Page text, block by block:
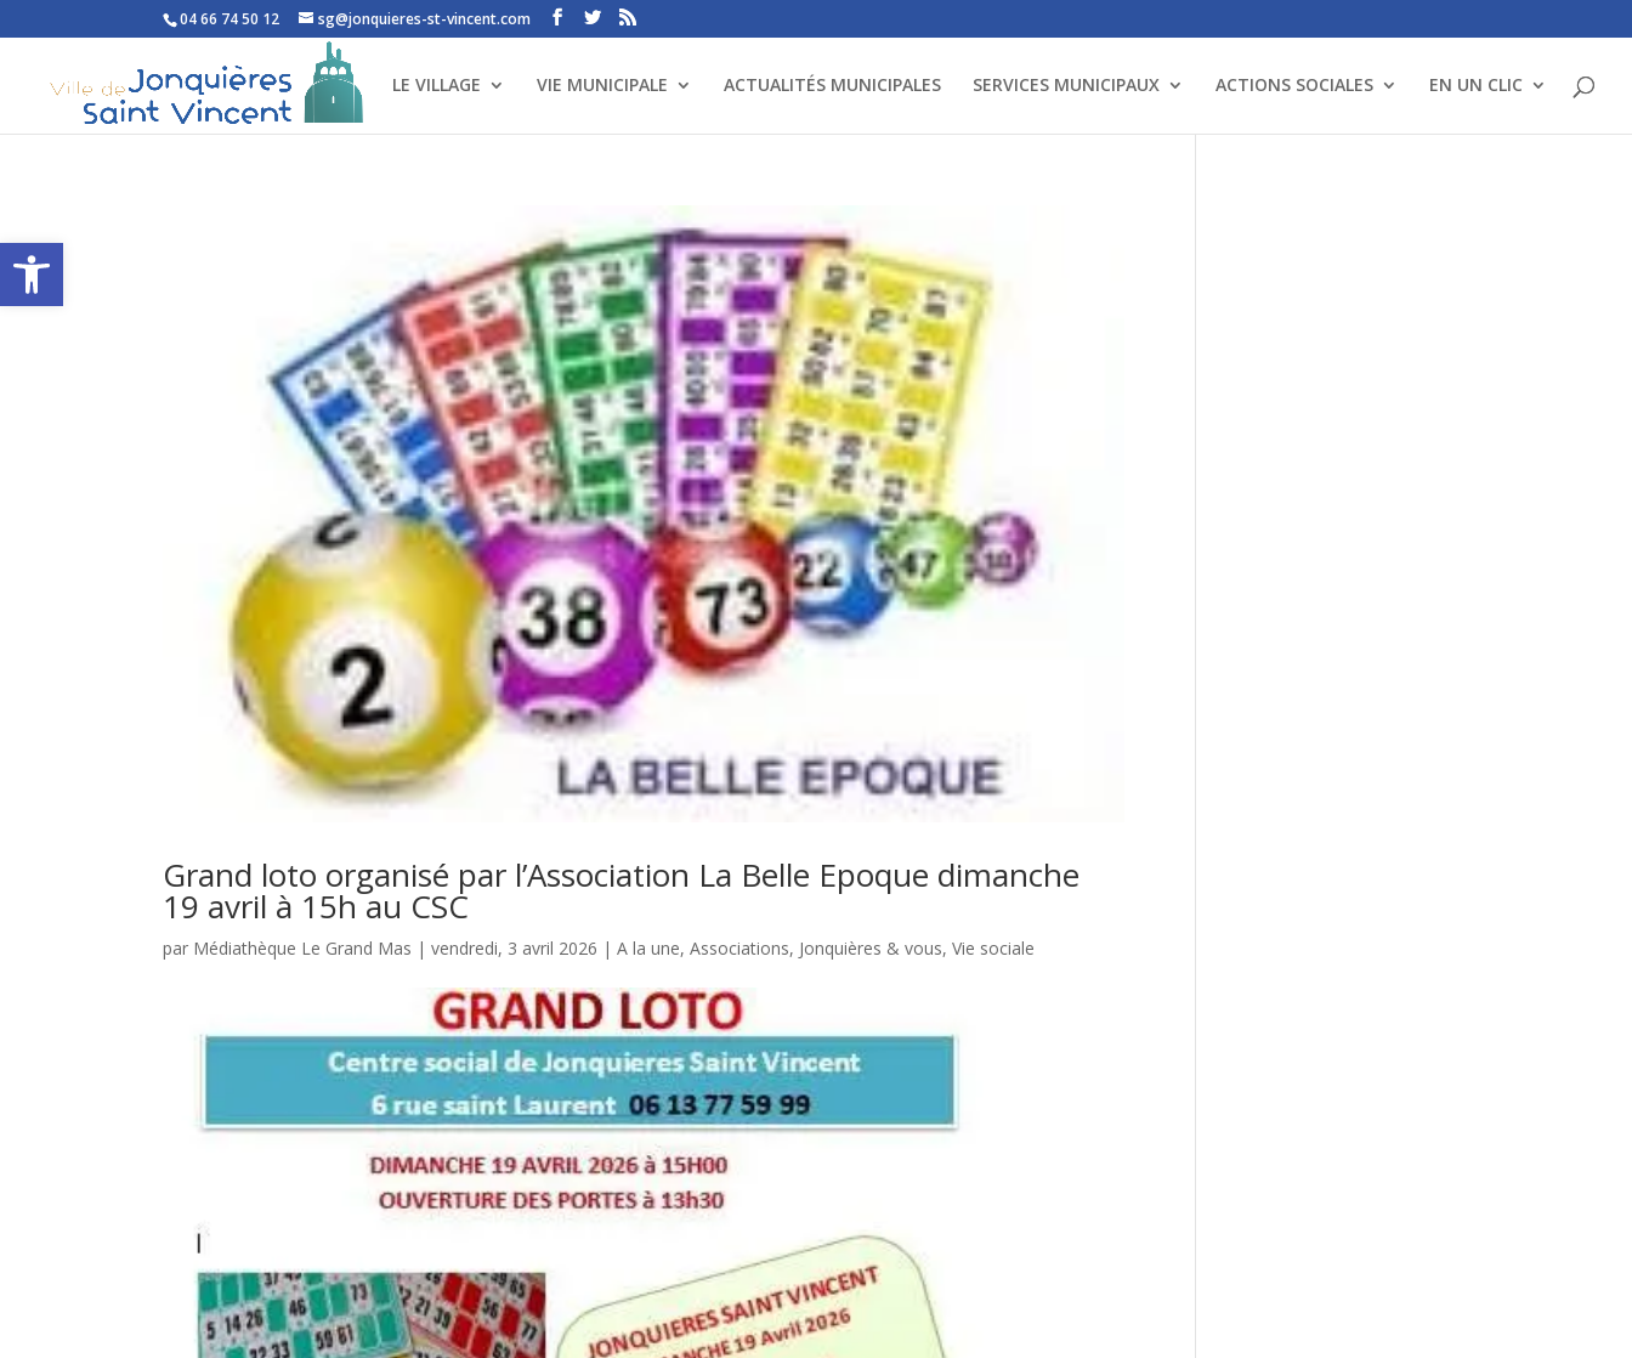
Ouvrir la barre d’outils
04 66 74 50 12 sg@jonquieres-st-vincent.com
LE VILLAGE VIE MUNICIPALE ACTUALITÉS MUNICIPALES SERVICES MUNICIPAUX ACTIONS SOCIALES EN UN CLIC
Grand loto organisé par l’Association La Belle Epoque dimanche
19 avril à 15h au CSC
par Médiathèque Le Grand Mas |vendredi, 3 avril 2026 |A la une,Associations, Jonquières & vous,Vie sociale